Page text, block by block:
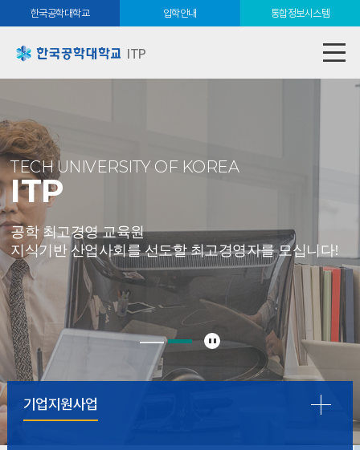
한국공학대학교 입학안내 통합정보시스템
ITP
TECH UNIVERSITY OF KOREA
ITP
공학 최고경영 교육원
지식기반 산업사회를 선도할 최고경영자를 모십니다!
기업지원사업